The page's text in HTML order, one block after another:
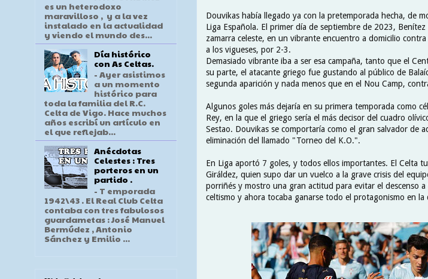
Douvikas había llegado ya con la pretemporada hecha, de
Liga Española. El primer día de septiembre de 2023,
zamarra celeste, en un vibrante encuentro a domicilio
a los vigueses, por 2-3.
Demasiado vibrante iba a ser esa campaña, tanto que el
su parte, el atacante griego fue gustando al público de
segunda aparición y nada menos que en el Nou Camp,
Algunos goles más dejaría en su primera temporada como
Rey, en la que el griego sería el más decisor del cuadro
Sestao. Douvikas se comportaría como el gran salvador de
eliminación del llamado "Torneo del K.O.".
En Liga aportó 7 goles, y todos ellos importantes. El Celta
Giráldez, quien supo dar un vuelco a la grave crisis del
porriñés y mostro una gran actitud para evitar el descenso
celtismo y ahora tocaba ganarse todo el protagonismo en la
es un heterodoxo
maravilloso , y a la vez
instalado en la actualidad
y viendo el mundo des...
Día histórico
con As Celtas.
- Ayer asistimos
a un momento
histórico para
toda la familia del R.C.
Celta de Vigo. Hace muchos
años escribí un artículo en
el que reflejab...
Anécdotas
Celestes : Tres
porteros en un
partido .
- T emporada
1942\43 . El Real Club Celta
contaba con tres fabulosos
guardametas : José Manuel
Bermúdez , Antonio
Sánchez y Emilio ...